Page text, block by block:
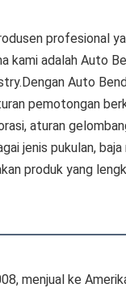
profesional
kami adalah Auto
Auto
pemotongan
aturan
jenis pukulan,
produk yang
menjual ke